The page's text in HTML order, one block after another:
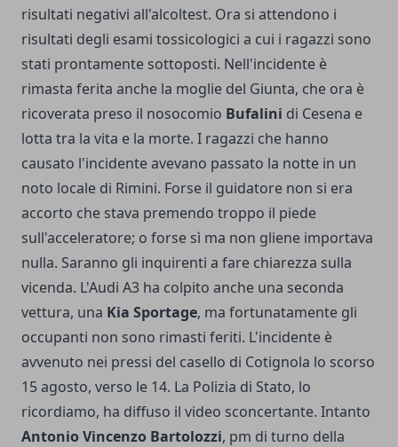
risultati negativi all'alcoltest. Ora si attendono i
risultati degli esami tossicologici a cui i ragazzi sono
stati prontamente sottoposti. Nell'incidente è
rimasta ferita anche la moglie del Giunta, che ora è
ricoverata preso il nosocomio Bufalini di Cesena e
lotta tra la vita e la morte. I ragazzi che hanno
causato l'incidente avevano passato la notte in un
noto locale di Rimini. Forse il guidatore non si era
accorto che stava premendo troppo il piede
sull'acceleratore; o forse sì ma non gliene importava
nulla. Saranno gli inquirenti a fare chiarezza sulla
vicenda. L'Audi A3 ha colpito anche una seconda
vettura, una Kia Sportage, ma fortunatamente gli
occupanti non sono rimasti feriti. L'incidente è
avvenuto nei pressi del casello di Cotignola lo scorso
15 agosto, verso le 14. La Polizia di Stato, lo
ricordiamo, ha diffuso il video sconcertante. Intanto
Antonio Vincenzo Bartolozzi, pm di turno della